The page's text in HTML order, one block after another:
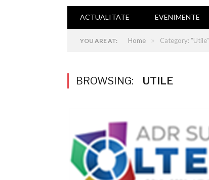
ACTUALITATE EVENIMENTE
YOU ARE AT: Home » Category: "Utile"
BROWSING: UTILE